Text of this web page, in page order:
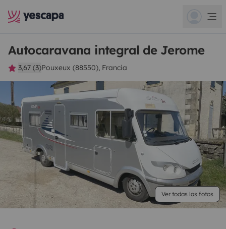
Autocaravana integral de Jerome
3,67 (3)Pouxeux (88550), Francia
Ver todas las fotos